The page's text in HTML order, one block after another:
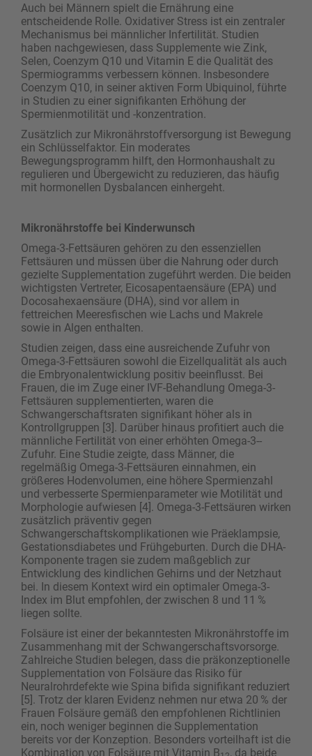
Auch bei Männern spielt die Ernährung eine
entscheidende Rolle. Oxidativer Stress ist ein zentraler
Mechanismus bei männlicher Infertilität. Studien
haben nachgewiesen, dass Supplemente wie Zink,
Selen, Coenzym Q10 und Vitamin E die Qualität des
Spermiogramms verbessern können. Insbesondere
Coenzym Q10, in seiner aktiven Form Ubiquinol, führte
in Studien zu einer signifikanten Erhöhung der
Spermienmotilität und -konzentration.
Zusätzlich zur Mikronährstoffversorgung ist Bewegung
ein Schlüsselfaktor. Ein moderates
Bewegungsprogramm hilft, den Hormonhaushalt zu
regulieren und Übergewicht zu reduzieren, das häufig
mit ­hormonellen Dysbalancen einhergeht.
Mikronährstoffe bei Kinderwunsch
Omega-3-Fettsäuren gehören zu den essenziellen
Fettsäuren und müssen über die Nahrung oder durch
gezielte Supplementation zugeführt werden. Die beiden
wichtigsten Vertreter, Eicosapentaensäure (EPA) und
Docosahexaensäure (DHA), sind vor allem in
fettreichen Meeresfischen wie Lachs und Makrele
sowie in Algen enthalten.
Studien zeigen, dass eine ausreichende Zufuhr von
Omega-3-Fettsäuren sowohl die Eizellqualität als auch
die Embryonalentwicklung positiv beeinflusst. Bei
Frauen, die im Zuge einer IVF-Behandlung Omega-3-
Fettsäuren supplementierten, waren die
Schwangerschaftsraten signifikant höher als in
Kontrollgruppen [3]. Darüber hinaus profitiert auch die
männliche Fertilität von einer erhöhten Omega-3-­
Zufuhr. Eine Studie zeigte, dass Männer, die
regelmäßig Omega-3-Fettsäuren einnahmen, ein
größeres Hodenvolumen, eine höhere Spermienzahl
und verbesserte Spermienparameter wie Motilität und
Morphologie aufwiesen [4]. Omega-3-Fettsäuren wirken
zusätzlich präventiv gegen
Schwangerschaftskomplikationen wie Präeklampsie,
Gestationsdiabetes und Frühgeburten. Durch die DHA-
Komponente tragen sie zudem maßgeblich zur
Entwicklung des kindlichen Gehirns und der Netzhaut
bei. In diesem Kontext wird ein optimaler Omega-3-
Index im Blut empfohlen, der zwischen 8 und 11 %
liegen sollte.
Folsäure ist einer der bekanntesten Mikronährstoffe im
Zusammenhang mit der Schwangerschaftsvorsorge.
Zahlreiche Studien belegen, dass die präkonzeptionelle
Supplementation von Folsäure das Risiko für
Neuralrohrdefekte wie Spina bifida signifikant reduziert
[5]. Trotz der klaren Evidenz nehmen nur etwa 20 % der
Frauen Folsäure gemäß den empfohlenen Richtlinien
ein, noch weniger beginnen die Supplementation
bereits vor der Konzeption. Besonders vorteilhaft ist die
Kombination von Folsäure mit Vitamin B
, da beide